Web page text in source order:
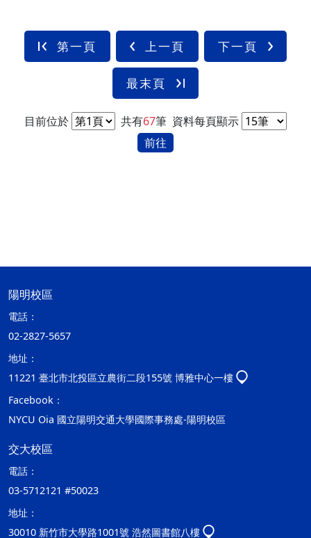
第一頁 上一頁 下一頁
最末頁
目前位於 共有67筆 資料每頁顯示
前往
陽明校區
電話：
02-2827-5657
地址：
11221 臺北市北投區立農街二段155號 博雅中心一樓
Facebook：
NYCU Oia 國立陽明交通大學國際事務處-陽明校區
交大校區
電話：
03-5712121 #50023
地址：
30010 新竹市大學路1001號 浩然圖書館八樓